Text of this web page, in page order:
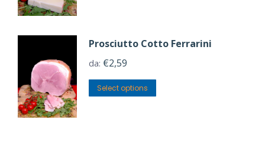
Prosciutto Cotto Ferrarini
da: €2,59
Select options